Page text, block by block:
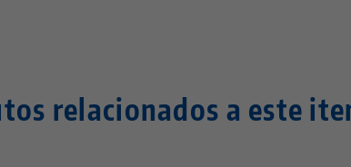
relacionados a este